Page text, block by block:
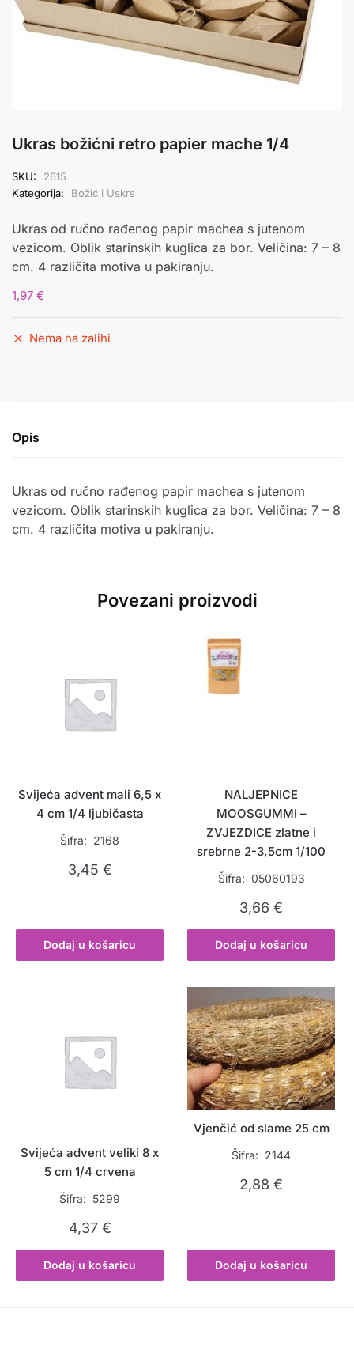
Ukras božićni retro papier mache 1/4
SKU:
2615
Kategorija:
Božić i Uskrs
Ukras od ručno rađenog papir machea s jutenom
vezicom. Oblik starinskih kuglica za bor. Veličina: 7 – 8
cm. 4 različita motiva u pakiranju.
1,97 €
Nema na zalihi
Opis
Ukras od ručno rađenog papir machea s jutenom
vezicom. Oblik starinskih kuglica za bor. Veličina: 7 – 8
cm. 4 različita motiva u pakiranju.
Povezani proizvodi
Svijeća advent mali 6,5 x
4 cm 1/4 ljubičasta
Šifra: 2168
3,45 €
Dodaj u košaricu
NALJEPNICE
MOOSGUMMI –
ZVJEZDICE zlatne i
srebrne 2-3,5cm 1/100
Šifra: 05060193
3,66€
Dodaj u košaricu
Svijeća advent veliki 8 x
5 cm 1/4 crvena
Šifra: 5299
4,37 €
Dodaj u košaricu
Vjenčić od slame 25 cm
Šifra: 2144
2,88€
Dodaj u košaricu